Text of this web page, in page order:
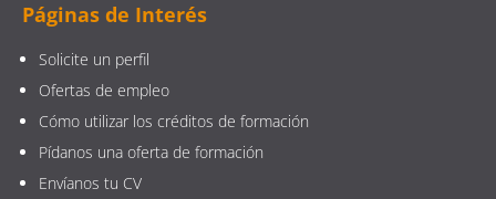
Páginas de Interés
Solicite un perfil
Ofertas de empleo
Cómo utilizar los créditos de formación
Pídanos una oferta de formación
Envíanos tu CV